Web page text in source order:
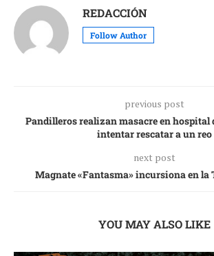
REDACCIÓN
Follow Author
previous post
Pandilleros realizan masacre en hospital
intentar rescatar a un reo
next post
Magnate «Fantasma» incursiona en la
YOU MAY ALSO LIKE